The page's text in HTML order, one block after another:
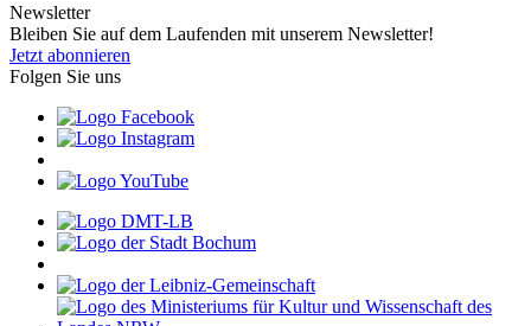
Newsletter
Bleiben Sie auf dem Laufenden mit unserem Newsletter!
Jetzt abonnieren
Folgen Sie uns